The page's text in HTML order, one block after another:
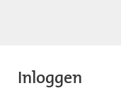
Inloggen